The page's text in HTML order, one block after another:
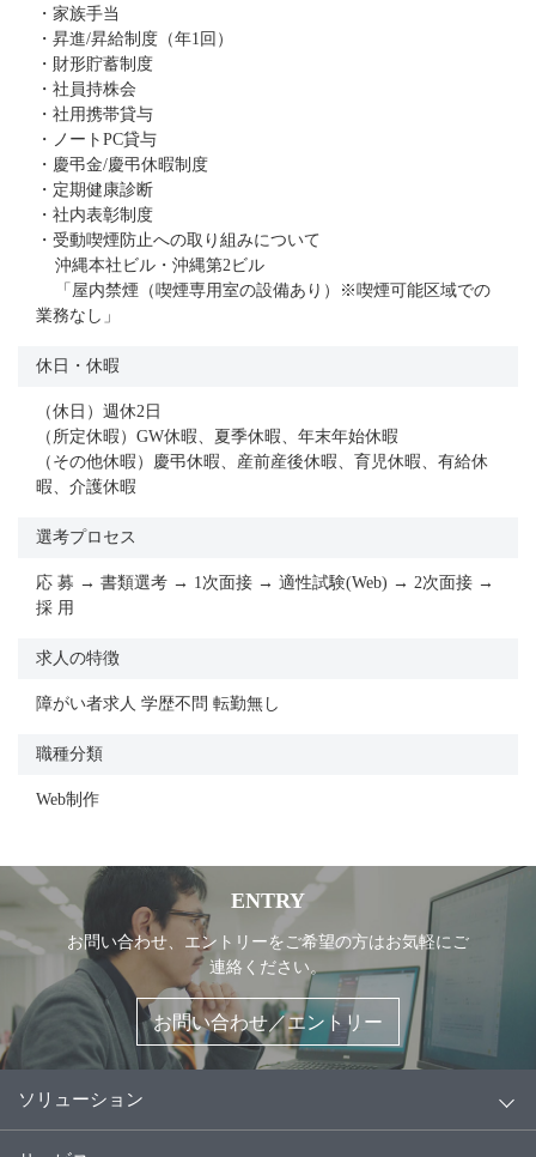
・家族手当
・昇進/昇給制度（年1回）
・財形貯蓄制度
・社員持株会
・社用携帯貸与
・ノートPC貸与
・慶弔金/慶弔休暇制度
・定期健康診断
・社内表彰制度
・受動喫煙防止への取り組みについて
沖縄本社ビル・沖縄第2ビル
「屋内禁煙（喫煙専用室の設備あり）※喫煙可能区域での
業務なし」
休日・休暇
（休日）週休2日
（所定休暇）GW休暇、夏季休暇、年末年始休暇
（その他休暇）慶弔休暇、産前産後休暇、育児休暇、有給休
暇、介護休暇
選考プロセス
応 募 → 書類選考 → 1次面接 → 適性試験(Web) → 2次面接 →
採 用
求人の特徴
障がい者求人 学歴不問 転勤無し
職種分類
Web制作
ENTRY
お問い合わせ、エントリーをご希望の方はお気軽にご
連絡ください。
お問い合わせ／エントリー
ソリューション